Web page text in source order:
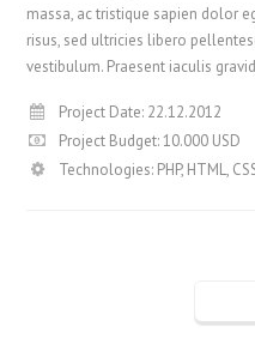
massa, ac tristique sapien dolor
risus, sed ultricies libero
vestibulum. Praesent iaculis
Project Date: 22.12.2012
Project Budget: 10.000 USD
Technologies: PHP, HTML,